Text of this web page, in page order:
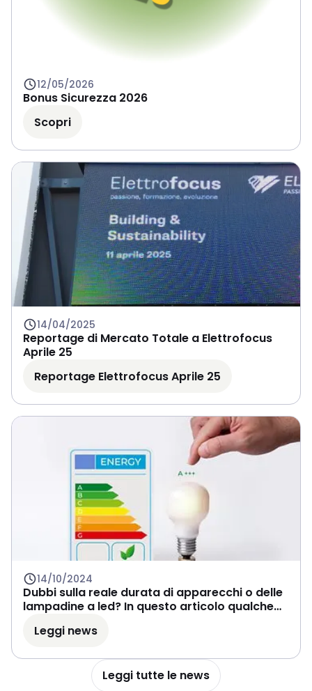
12/05/2026
Bonus Sicurezza 2026
Scopri
14/04/2025
Reportage di Mercato Totale a Elettrofocus
Aprile 25
Reportage Elettrofocus Aprile 25
14/10/2024
Dubbi sulla reale durata di apparecchi o delle
lampadine a led? In questo articolo qualche
Leggi news
Leggi tutte le news